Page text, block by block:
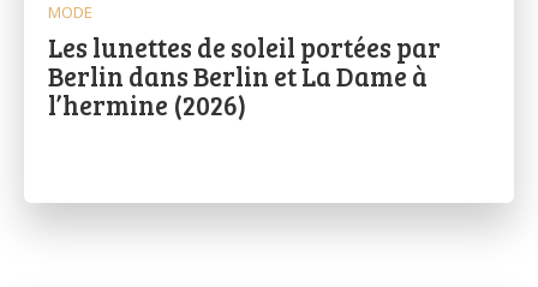
MODE
Les lunettes de soleil portées par
Berlin dans Berlin et La Dame à
l’hermine (2026)